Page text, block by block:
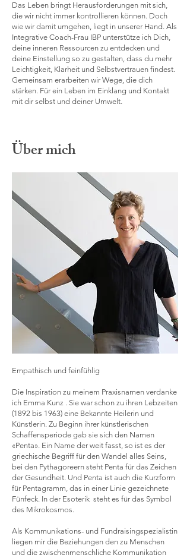
Das Leben bringt Herausforderungen mit sich,
die wir nicht immer kontrollieren können. Doch
wie wir damit umgehen, liegt in unserer Hand. Als
Integrative Coach-Frau IBP unterstütze ich Dich,
deine inneren Ressourcen zu entdecken und
deine Einstellung so zu gestalten, dass du mehr
Leichtigkeit, Klarheit und Selbstvertrauen findest.
Gemeinsam erarbeiten wir Wege, die dich
stärken. Für ein Leben im Einklang und Kontakt
mit dir selbst und deiner Umwelt.
Über mich
Empathisch und feinfühlig
Die Inspiration zu meinem Praxisnamen verdanke
ich Emma Kunz . Sie war schon zu ihren Lebzeiten
(1892 bis 1963) eine Bekannte Heilerin und
Künstlerin. Zu Beginn ihrer künstlerischen
Schaffensperiode gab sie sich den Namen
«Penta». Ein Name der weit fasst, so ist es der
griechische Begriff für den Wandel alles Seins,
bei den Pythagoreern steht Penta für das Zeichen
der Gesundheit. Und Penta ist auch die Kurzform
für Pentagramm, das in einer Linie gezeichnete
Fünfeck. In der Esoterik steht es für das Symbol
des Mikrokosmos.
Als Kommunikations- und Fundraisingspezialistin
liegen mir die Beziehungen den zu Menschen
und die zwischenmenschliche Kommunikation